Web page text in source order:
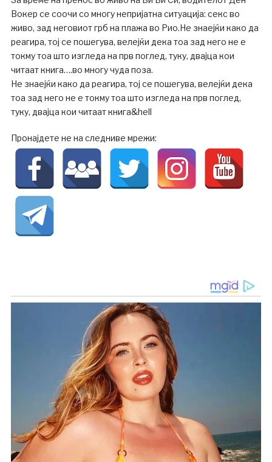
Вокер се соочи со многу непријатна ситуација: секс во
живо, зад неговиот грб на плажа во Рио.Не знаејќи како да
реагира, тој се пошегува, велејќи дека тоа зад него не е
токму тоа што изгледа на прв поглед, туку, двајца кои
читаат книга….во многу чуда поза.
Не знаејќи како да реагира, тој се пошегува, велејќи дека
тоа зад него не е токму тоа што изгледа на прв поглед,
туку, двајца кои читаат книга&hell
Пронајдете не на следниве мрежи: